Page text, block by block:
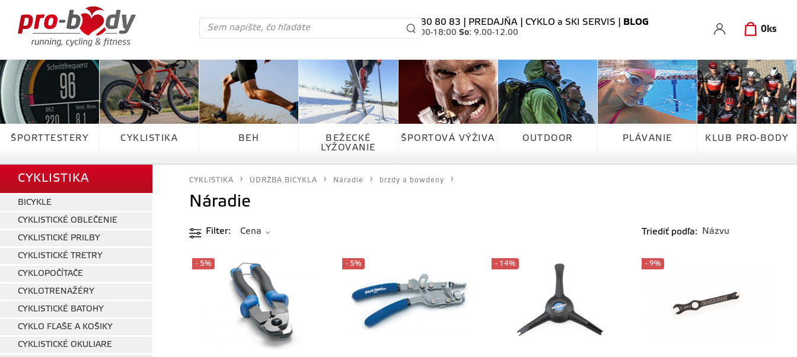
0 ks
tel. 0905 80 80 83 | PREDAJŇA CYKLO a SKI SERVIS BLOG
: 10.00-18:00 So: 9.00-12.00
ŠPORTTESTERY CYKLISTIKA BEH
BEŽECKÉ
LYŽOVANIE
ŠPORTOVÁ VÝŽIVA OUTDOOR PLÁVANIE KLUB PRO-BODY
CYKLISTIKA
BICYKLE
CYKLISTICKÉ OBLEČENIE
CYKLISTICKÉ PRILBY
CYKLISTICKÉ TRETRY
CYKLOPOČÍTAČE
CYKLOTRENAŽÉRY
CYKLISTICKÉ BATOHY
CYKLO FĽAŠE A KOŠIKY
CYKLISTICKÉ OKULIARE
CYKLISTIKA ÚDRŽBA BICYKLA Náradie brzdy a bowdeny
Náradie
Filter Cena Triediť podľa:
- 5% - 5% - 14% - 9%